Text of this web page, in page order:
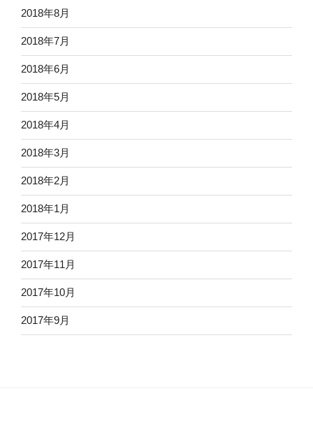
2018年8月
2018年7月
2018年6月
2018年5月
2018年4月
2018年3月
2018年2月
2018年1月
2017年12月
2017年11月
2017年10月
2017年9月